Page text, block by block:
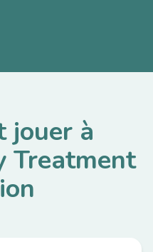
jouer à
Treatment